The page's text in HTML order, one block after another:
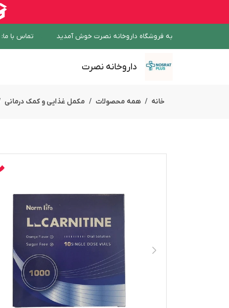
به فروشگاه داروخانه نصرت خوش آمدید تماس با ما:
داروخانه نصرت
خانه همه محصولات مکمل غذایی و کمک درمانی